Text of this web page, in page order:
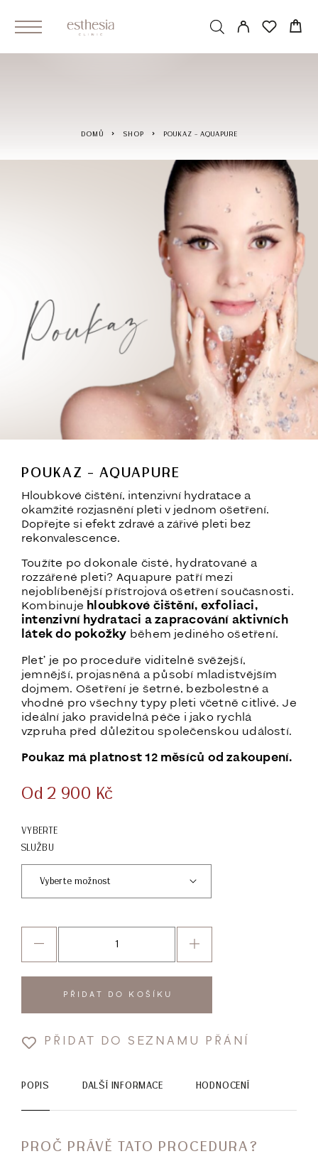
DOMŮ SHOP POUKAZ – AQUAPURE
POUKAZ – AQUAPURE
Hloubkové čištění, intenzivní hydratace a
okamžité rozjasnění pleti v jednom ošetření.
Dopřejte si efekt zdravé a zářivé pleti bez
rekonvalescence.
Toužíte po dokonale čisté, hydratované a
rozzářené pleti? Aquapure patří mezi
nejoblíbenější přístrojová ošetření současnosti.
Kombinuje hloubkové čištění, exfoliaci,
intenzivní hydrataci a zapracování aktivních
látek do pokožky během jediného ošetření.
Pleť je po proceduře viditelně svěžejší,
jemnější, projasněná a působí mladistvějším
dojmem. Ošetření je šetrné, bezbolestné a
vhodné pro všechny typy pleti včetně citlivé. Je
ideální jako pravidelná péče i jako rychlá
vzpruha před důležitou společenskou událostí.
Poukaz má platnost 12 měsíců od zakoupení.
Od 2 900 Kč
VYBERTE
SLUŽBU
PŘIDAT DO KOŠÍKU
PŘIDAT DO SEZNAMU PŘÁNÍ
POPIS DALŠÍ INFORMACE HODNOCENÍ
PROČ PRÁVĚ TATO PROCEDURA?